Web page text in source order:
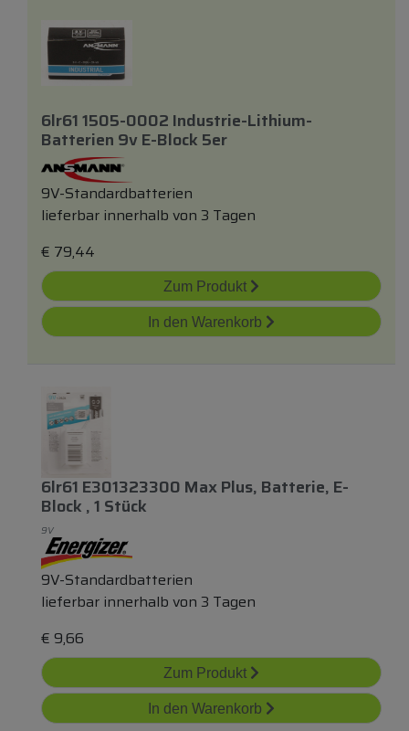
6lr61 1505-0002 Industrie-Lithium-
Batterien 9v E-Block 5er
9V-Standardbatterien
lieferbar innerhalb von 3 Tagen
€ 79,44
Zum Produkt
In den Warenkorb
6lr61 E301323300 Max Plus, Batterie, E-
Block , 1 Stück
9V
9V-Standardbatterien
lieferbar innerhalb von 3 Tagen
€ 9,66
Zum Produkt
In den Warenkorb